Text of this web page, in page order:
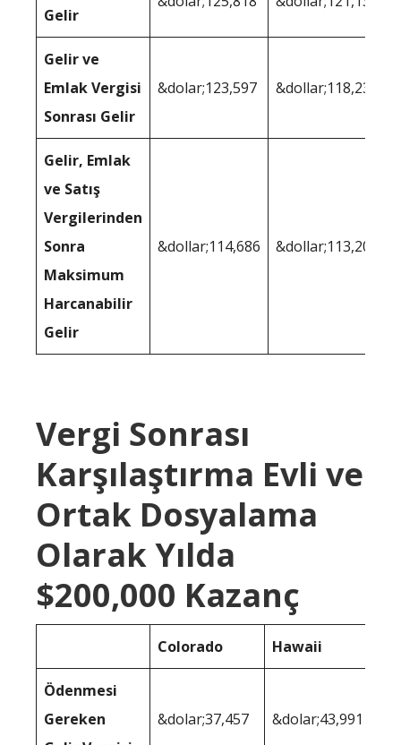
Gelir
Gelir ve
Emlak Vergisi
Sonrası Gelir
&dolar;123,597 &dollar;118,234
Gelir, Emlak
ve Satış
Vergilerinden
Sonra
Maksimum
Harcanabilir
Gelir
&dollar;114,686 &dollar;113,208
Vergi Sonrası
Karşılaştırma Evli ve
Ortak Dosyalama
Olarak Yılda
$200,000 Kazanç
Colorado Hawaii
Ödenmesi
Gereken
&dolar;37,457 &dolar;43,991